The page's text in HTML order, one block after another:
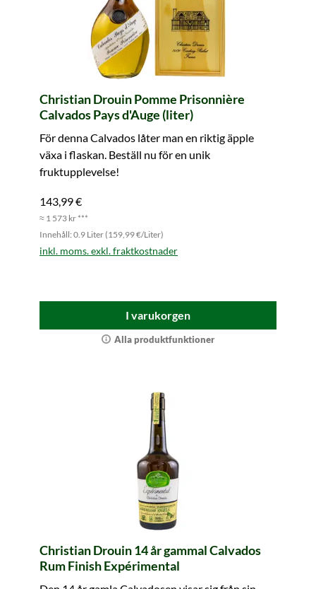
Christian Drouin Pomme Prisonnière
Calvados Pays d'Auge (liter)
För denna Calvados låter man en riktig äpple
växa i flaskan. Beställ nu för en unik
fruktupplevelse!
143,99 €
≈ 1 573 kr ***
Innehåll: 0.9 Liter (159,99 €/Liter)
inkl. moms. exkl. fraktkostnader
I varukorgen
Alla produktfunktioner
Christian Drouin 14 år gammal Calvados
Rum Finish Expérimental